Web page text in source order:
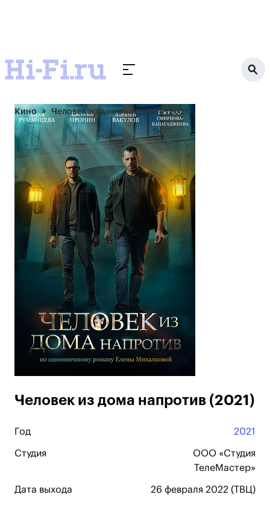
Кино Человек из дома напротив (2021)
Человек из дома напротив (2021)
Год 2021
Студия
ООО «Студия
ТелеМастер»
Дата выхода 26 февраля 2022 (ТВЦ)